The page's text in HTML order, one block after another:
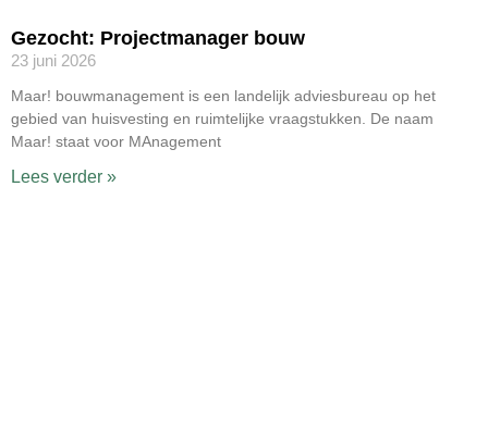
Gezocht: Projectmanager bouw
23 juni 2026
Maar! bouwmanagement is een landelijk adviesbureau op het
gebied van huisvesting en ruimtelijke vraagstukken. De naam
Maar! staat voor MAnagement
Lees verder »